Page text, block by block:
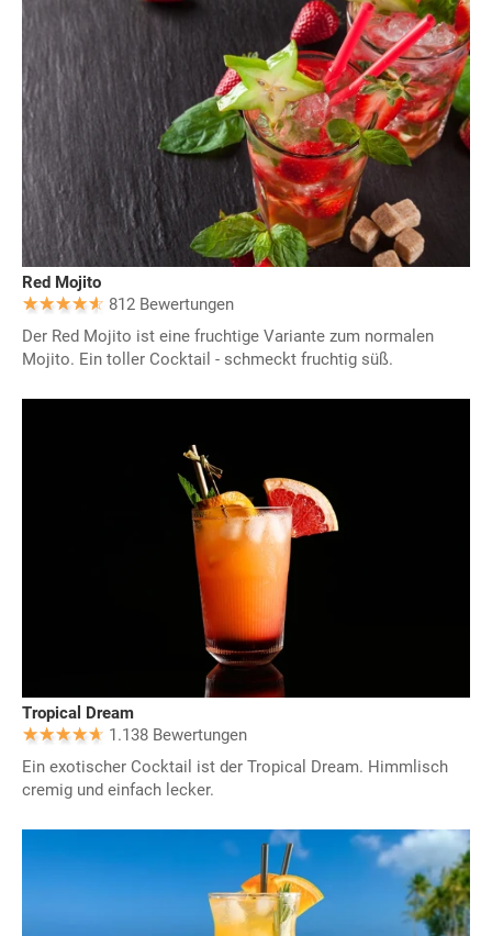
Red Mojito
812 Bewertungen
Der Red Mojito ist eine fruchtige Variante zum normalen
Mojito. Ein toller Cocktail - schmeckt fruchtig süß.
Tropical Dream
1.138 Bewertungen
Ein exotischer Cocktail ist der Tropical Dream. Himmlisch
cremig und einfach lecker.